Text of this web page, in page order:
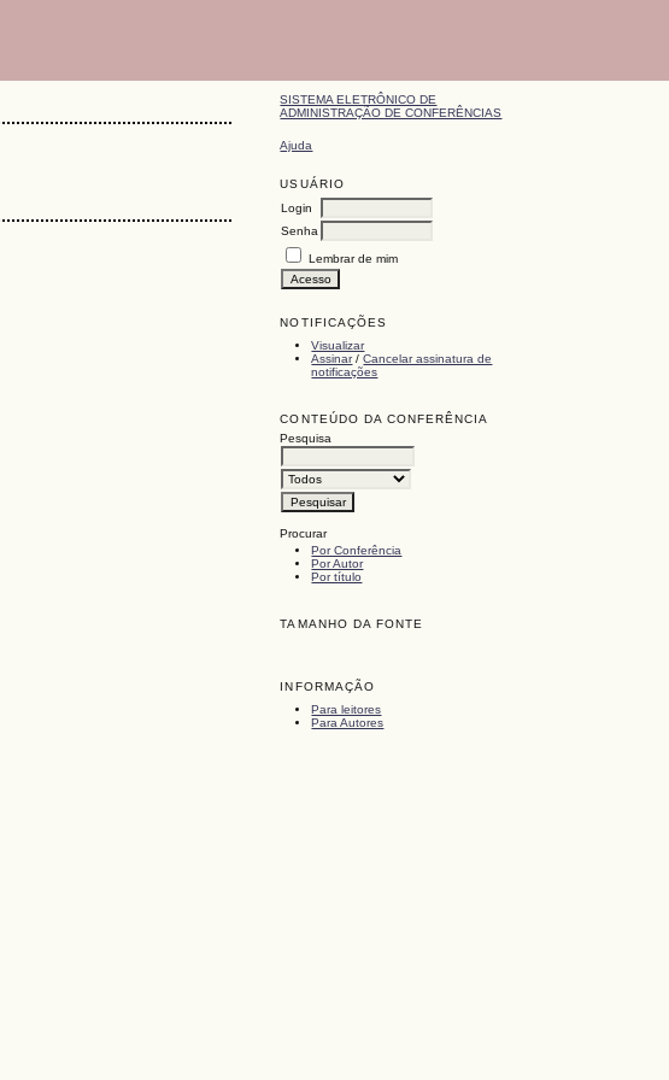
SISTEMA ELETRÔNICO DE
ADMINISTRAÇÃO DE CONFERÊNCIAS
Ajuda
USUÁRIO
Login
Senha
Lembrar de mim
NOTIFICAÇÕES
Visualizar
Assinar/Cancelar assinatura de
notificações
CONTEÚDO DA CONFERÊNCIA
Pesquisa
Procurar
Por Conferência
Por Autor
Por título
TAMANHO DA FONTE
INFORMAÇÃO
Para leitores
Para Autores